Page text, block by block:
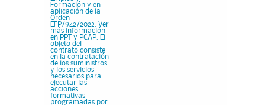
Formación y en
aplicación de la
Orden
EFP/942/2022. Ver
más información
en PPT y PCAP. El
objeto del
contrato consiste
en la contratación
de los suministros
y los servicios
necesarios para
ejecutar las
acciones
formativas
programadas por